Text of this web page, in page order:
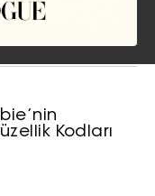
Kodları